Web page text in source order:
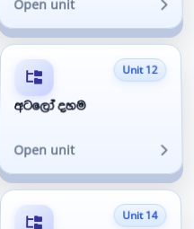
Open unit
Unit 12
අටලෝ දහම
Open unit
Unit 14